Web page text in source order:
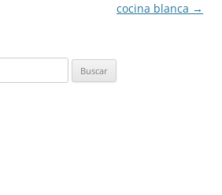
cocina blanca →